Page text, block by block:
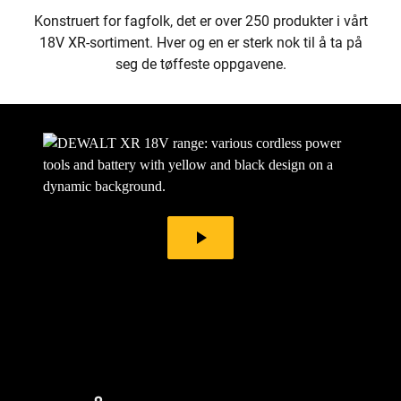
Konstruert for fagfolk, det er over 250 produkter i vårt
18V XR-sortiment. Hver og en er sterk nok til å ta på
seg de tøffeste oppgavene.
play_arrow